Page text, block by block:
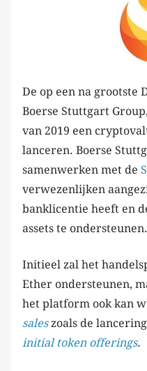
De op een na grootste
Boerse Stuttgart
van 2019 een
lanceren. Boerse
samenwerken met de
verwezenlijken
banklicentie heeft en
assets te ondersteunen.
Initieel zal het
Ether ondersteunen,
het platform ook kan
saleszoals de
initial token offerings.